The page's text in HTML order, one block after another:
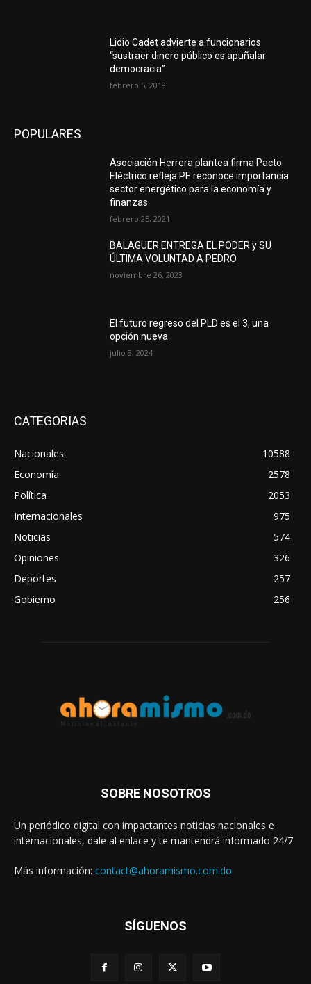
Lidio Cadet advierte a funcionarios
“sustraer dinero público es apuñalar
democracia”
febrero 5, 2018
POPULARES
Asociación Herrera plantea firma Pacto
Eléctrico refleja PE reconoce importancia
sector energético para la economía y
finanzas
febrero 25, 2021
BALAGUER ENTREGA EL PODER y SU
ÚLTIMA VOLUNTAD A PEDRO
noviembre 26, 2023
El futuro regreso del PLD es el 3, una
opción nueva
julio 3, 2024
CATEGORIAS
Nacionales
10588
Economía
2578
Política
2053
Internacionales
975
Noticias
574
Opiniones
326
Deportes
257
Gobierno
256
SOBRE NOSOTROS
Un periódico digital con impactantes noticias nacionales e
internacionales, dale al enlace y te mantendrá informado 24/7.
Más información: contact@ahoramismo.com.do
SÍGUENOS